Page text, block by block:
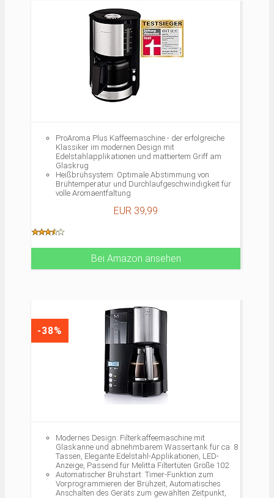
ProAroma Plus Kaffeemaschine - der erfolgreiche
Klassiker im modernen Design mit
Edelstahlapplikationen und mattiertem Griff am
Glaskrug
Heißbrühsystem: Optimale Abstimmung von
Brühtemperatur und Durchlaufgeschwindigkeit für
volle Aromaentfaltung
Kapazität 1,25 l, 10 Tassen
Kaffeemaschine mit Glaskanne,
Bedienungsanleitung
EUR 39,99
Bei Amazon ansehen
-38%
Modernes Design: Filterkaffeemaschine mit
Glaskanne und abnehmbarem Wassertank für ca. 8
Tassen, Elegante Edelstahl-Applikationen, LED-
Anzeige, Passend für Melitta Filtertüten Größe 102
Automatischer Brühstart: Timer-Funktion zum
Vorprogrammieren der Brühzeit, Automatisches
Anschalten des Geräts zum gewählten Zeitpunkt,